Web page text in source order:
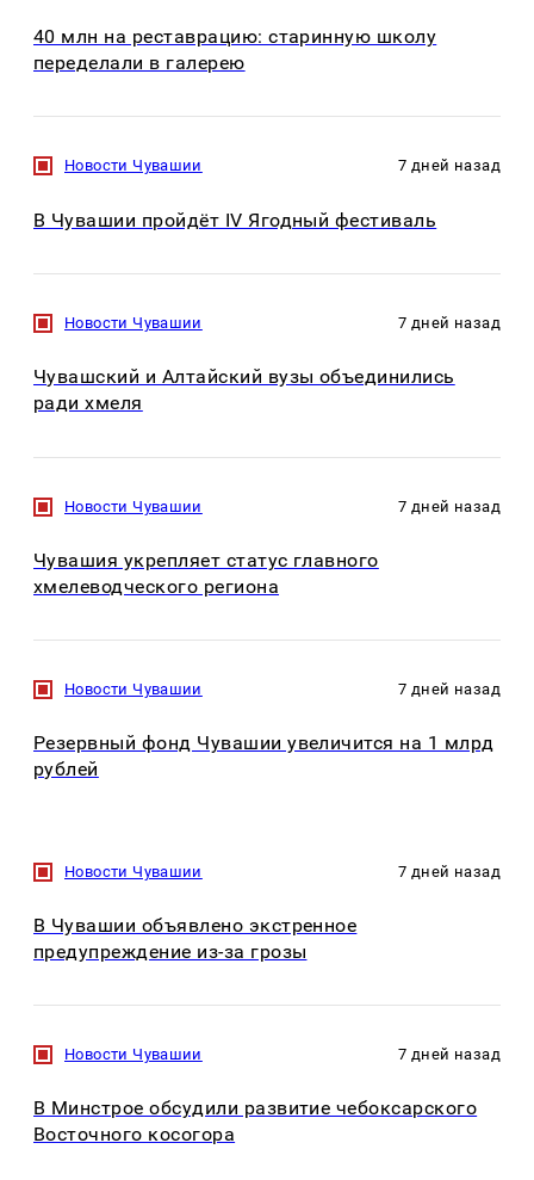
40 млн на реставрацию: старинную школу
переделали в галерею
Новости Чувашии 7 дней назад
В Чувашии пройдёт IV Ягодный фестиваль
Новости Чувашии 7 дней назад
Чувашский и Алтайский вузы объединились
ради хмеля
Новости Чувашии 7 дней назад
Чувашия укрепляет статус главного
хмелеводческого региона
Новости Чувашии 7 дней назад
Резервный фонд Чувашии увеличится на 1 млрд
рублей
Новости Чувашии 7 дней назад
В Чувашии объявлено экстренное
предупреждение из-за грозы
Новости Чувашии 7 дней назад
В Минстрое обсудили развитие чебоксарского
Восточного косогора